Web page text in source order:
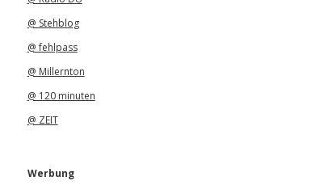
@ Stehblog
@ fehlpass
@ Millernton
@ 120 minuten
@ ZEIT
Werbung